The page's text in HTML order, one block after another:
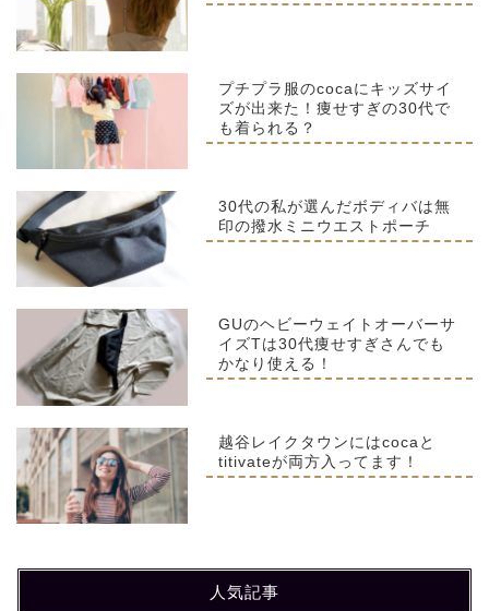
プチプラ服のcocaにキッズサイ
ズが出来た！痩せすぎの30代で
も着られる？
30代の私が選んだボディバは無
印の撥水ミニウエストポーチ
GUのヘビーウェイトオーバーサ
イズTは30代痩せすぎさんでも
かなり使える！
越谷レイクタウンにはcocaと
titivateが両方入ってます！
人気記事